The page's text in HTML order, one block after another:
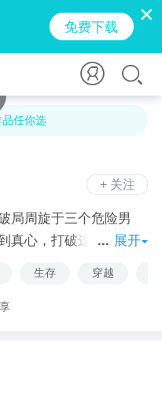
免费下载
任你选
+ 关注
局周旋于三个危险男
真心，打破这时间囚
展开
生存 穿越